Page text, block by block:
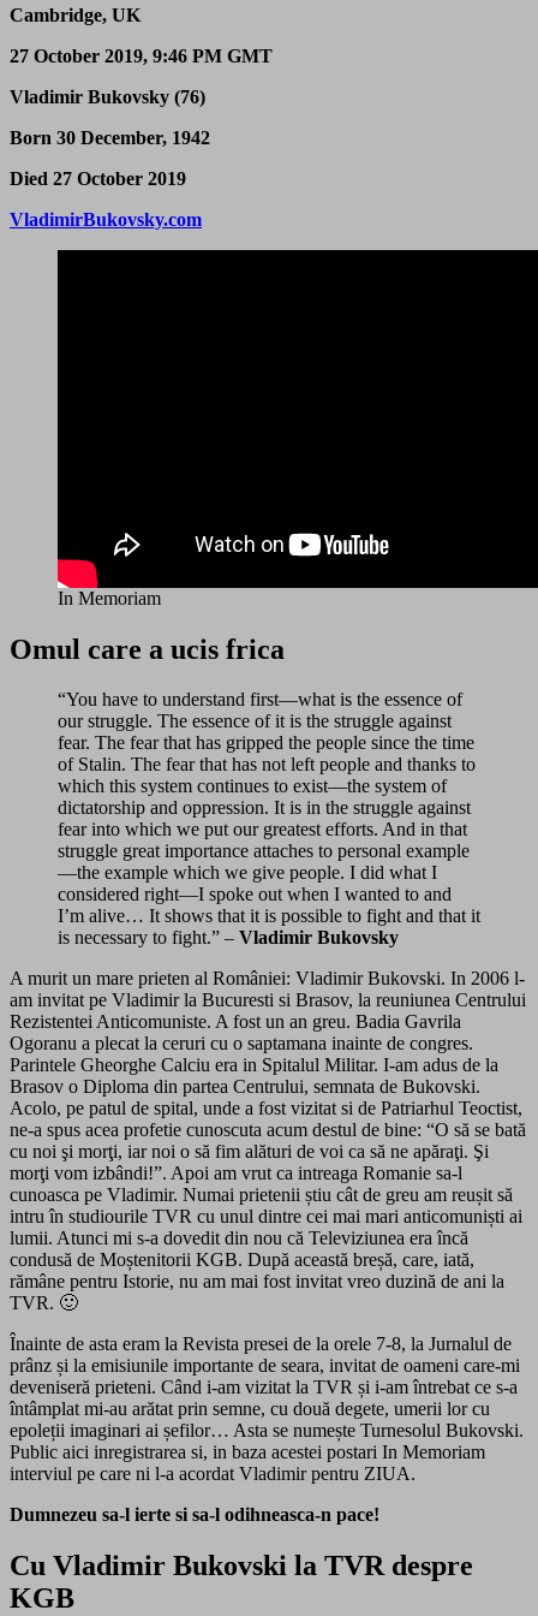
Cambridge, UK
27 October 2019, 9:46 PM GMT
Vladimir Bukovsky (76)
Born 30 December, 1942
Died 27 October 2019
VladimirBukovsky.com
In Memoriam
Omul care a ucis frica
“You have to understand first—what is the essence of
our struggle. The essence of it is the struggle against
fear. The fear that has gripped the people since the time
of Stalin. The fear that has not left people and thanks to
which this system continues to exist—the system of
dictatorship and oppression. It is in the struggle against
fear into which we put our greatest efforts. And in that
struggle great importance attaches to personal example
—the example which we give people. I did what I
considered right—I spoke out when I wanted to and
I’m alive… It shows that it is possible to fight and that it
is necessary to fight.” – Vladimir Bukovsky
A murit un mare prieten al României: Vladimir Bukovski. In 2006 l-
am invitat pe Vladimir la Bucuresti si Brasov, la reuniunea Centrului
Rezistentei Anticomuniste. A fost un an greu. Badia Gavrila
Ogoranu a plecat la ceruri cu o saptamana inainte de congres.
Parintele Gheorghe Calciu era in Spitalul Militar. I-am adus de la
Brasov o Diploma din partea Centrului, semnata de Bukovski.
Acolo, pe patul de spital, unde a fost vizitat si de Patriarhul Teoctist,
ne-a spus acea profetie cunoscuta acum destul de bine: “O să se bată
cu noi şi morţi, iar noi o să fim alături de voi ca să ne apăraţi. Şi
morţi vom izbândi!”. Apoi am vrut ca intreaga Romanie sa-l
cunoasca pe Vladimir. Numai prietenii știu cât de greu am reușit să
intru în studiourile TVR cu unul dintre cei mai mari anticomuniști ai
lumii. Atunci mi s-a dovedit din nou că Televiziunea era încă
condusă de Moștenitorii KGB. După această breșă, care, iată,
rămâne pentru Istorie, nu am mai fost invitat vreo duzină de ani la
TVR. 🙂
Înainte de asta eram la Revista presei de la orele 7-8, la Jurnalul de
prânz și la emisiunile importante de seara, invitat de oameni care-mi
deveniseră prieteni. Când i-am vizitat la TVR și i-am întrebat ce s-a
întâmplat mi-au arătat prin semne, cu două degete, umerii lor cu
epoleții imaginari ai șefilor… Asta se numește Turnesolul Bukovski.
Public aici inregistrarea si, in baza acestei postari In Memoriam
interviul pe care ni l-a acordat Vladimir pentru ZIUA.
Dumnezeu sa-l ierte si sa-l odihneasca-n pace!
Cu Vladimir Bukovski la TVR despre
KGB